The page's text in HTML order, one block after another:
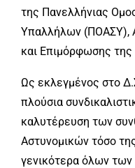
της Πανελλήνιας
Υπαλλήλων (ΠΟΑΣΥ),
και Επιμόρφωσης
Ως εκλεγμένος στο
πλούσια
καλυτέρευση των
Αστυνομικών τόσο
γενικότερα όλων